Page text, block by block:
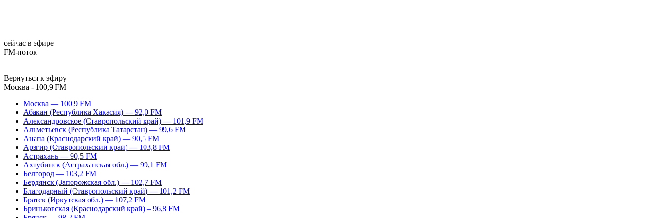
сейчас в эфире
FM-поток
Вернуться к эфиру
Москва - 100,9 FM
Москва — 100,9 FM
Абакан (Республика Хакасия) — 92,0 FM
Александровское (Ставропольский край) — 101,9 FM
Альметьевск (Республика Татарстан) — 99,6 FM
Анапа (Краснодарский край) — 90,5 FM
Арзгир (Ставропольский край) — 103,8 FM
Астрахань — 90,5 FM
Ахтубинск (Астраханская обл.) — 99,1 FM
Белгород — 103,2 FM
Бердянск (Запорожская обл.) — 102,7 FM
Благодарный (Ставропольский край) — 101,2 FM
Братск (Иркутская обл.) — 107,2 FM
Бриньковская (Краснодарский край) – 96,8 FM